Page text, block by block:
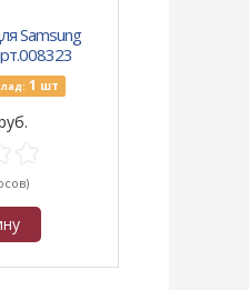
Samsung
1 шт